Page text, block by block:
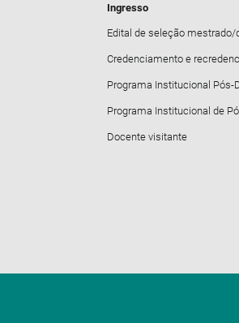
Ingresso
Edital de seleção mestrado/
Credenciamento e
Programa Institucional Pós-
Programa Institucional de
Docente visitante